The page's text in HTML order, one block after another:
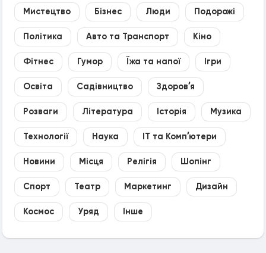
Мистецтво Бізнес Люди Подорожі
Політика Авто та Транспорт Кіно
Фітнес Гумор Їжа та напої Ігри
Освіта Садівництво Здоровʼя
Розваги Література Історія Музика
Технології Наука IT та Компʼютери
Новини Місця Релігія Шопінг
Спорт Театр Маркетинг Дизайн
Космос Уряд Інше